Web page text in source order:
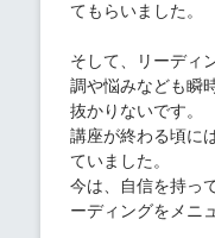
てもらいました。
そして、リーディ
調や悩みなども瞬
抜かりないです。
講座が終わる頃に
ていました。
今は、自信を持っ
ーディングをメニ